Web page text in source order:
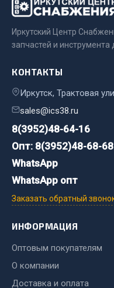
Двигатель
Система выпуска газа
Система охлаждения
Сцепление
Тормозная система
Весь раздел
Запчасти ЯМЗ
Иркутский Центр
запчастей и инструмента
КОНТАКТЫ
Иркутск, Трактовая
sales@ics38.ru
8(3952)48-64-16
Опт: 8(3952)48-68-68
WhatsApp
WhatsApp опт
Заказать обратный
ИНФОРМАЦИЯ
Оптовым покупателям
О компании
Доставка и оплата